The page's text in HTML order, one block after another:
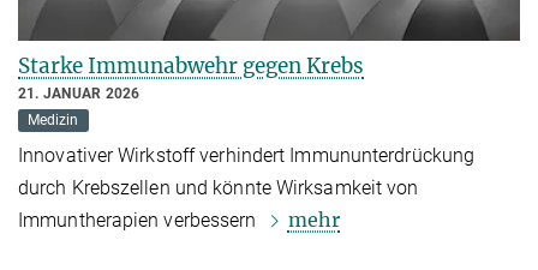
Starke Immunabwehr gegen Krebs
21. JANUAR 2026
Medizin
Innovativer Wirkstoff verhindert Immununterdrückung
durch Krebszellen und könnte Wirksamkeit von
Immuntherapien verbessern
mehr